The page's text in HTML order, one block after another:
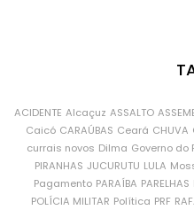
ACIDENTE Alcaçuz ASSALTO
Caicó CARAÚBAS Ceará CHUVA
currais novos Dilma Governo do
PIRANHAS JUCURUTU LULA
Pagamento PARAÍBA PARELHAS
POLÍCIA MILITAR Política PRF